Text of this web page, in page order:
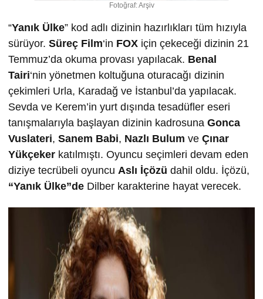
Fotoğraf: Arşiv
“Yanık Ülke” kod adlı dizinin hazırlıkları tüm hızıyla
sürüyor. Süreç Film‘in FOX için çekeceği dizinin 21
Temmuz’da okuma provası yapılacak. Benal
Tairi‘nin yönetmen koltuğuna oturacağı dizinin
çekimleri Urla, Karadağ ve İstanbul’da yapılacak.
Sevda ve Kerem’in yurt dışında tesadüfler eseri
tanışmalarıyla başlayan dizinin kadrosuna Gonca
Vuslateri, Sanem Babi, Nazlı Bulum ve Çınar
Yükçeker katılmıştı. Oyuncu seçimleri devam eden
diziye tecrübeli oyuncu Aslı İçözü dahil oldu. İçözü,
“Yanık Ülke”de Dilber karakterine hayat verecek.